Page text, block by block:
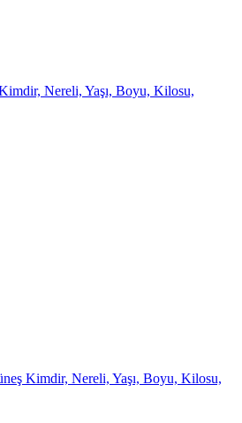
Nereli, Yaşı, Boyu, Kilosu,
Kimdir, Nereli, Yaşı, Boyu, Kilosu,